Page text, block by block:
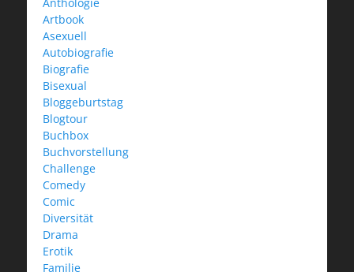
Anthologie
Artbook
Asexuell
Autobiografie
Biografie
Bisexual
Bloggeburtstag
Blogtour
Buchbox
Buchvorstellung
Challenge
Comedy
Comic
Diversität
Drama
Erotik
Familie